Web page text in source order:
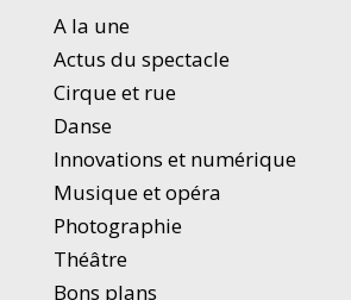
A la une
Actus du spectacle
Cirque et rue
Danse
Innovations et numérique
Musique et opéra
Photographie
Théâtre
Bons plans